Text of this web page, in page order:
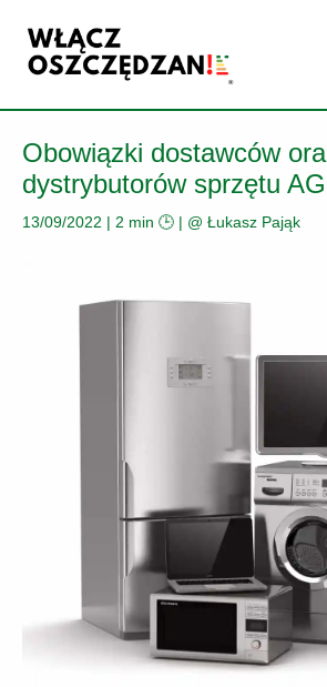
treści
Obowiązki dostawców
dystrybutorów sprzętu
13/09/2022 | 2 min 🕒 | @ Łukasz Pająk